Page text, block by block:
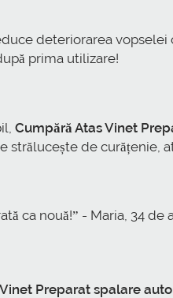
deteriorarea vopselei
prima utilizare!
Cumpără Atas Vinet
strălucește de curățenie,
ca nouă!” - Maria, 34 de
Preparat spalare